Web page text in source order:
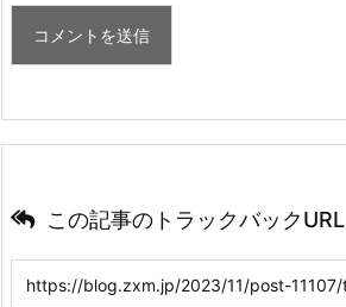
この記事のトラックバックURL